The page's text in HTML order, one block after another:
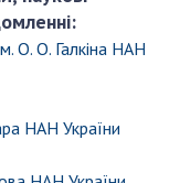
О. О. Галкіна НАН
НАН України